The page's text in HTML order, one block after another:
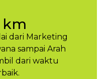
km
dari Marketing
sampai Arah
dari waktu